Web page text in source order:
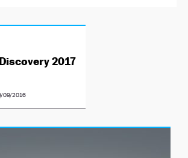
2017
09/2016